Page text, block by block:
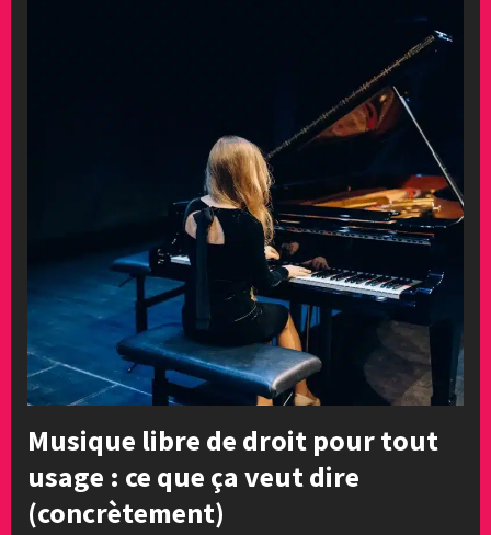
Musique libre de droit pour tout
usage : ce que ça veut dire
(concrètement)